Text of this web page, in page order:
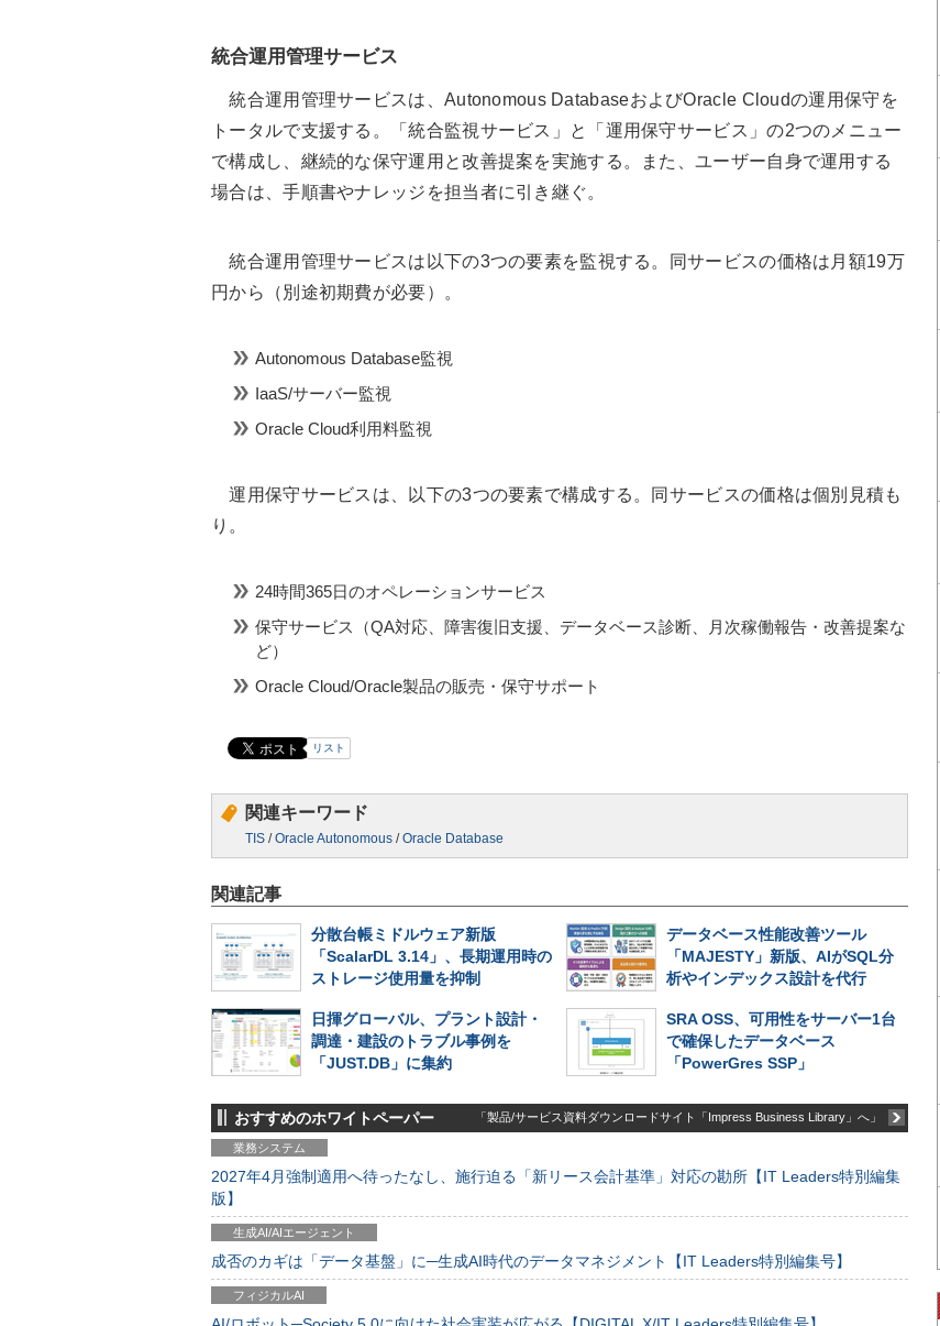
統合運用管理サービス
統合運用管理サービスは、Autonomous DatabaseおよびOracle Cloudの運用保守を
トータルで支援する。「統合監視サービス」と「運用保守サービス」の2つのメニュー
で構成し、継続的な保守運用と改善提案を実施する。また、ユーザー自身で運用する
場合は、手順書やナレッジを担当者に引き継ぐ。
統合運用管理サービスは以下の3つの要素を監視する。同サービスの価格は月額19万
円から（別途初期費が必要）。
Autonomous Database監視
IaaS/サーバー監視
Oracle Cloud利用料監視
運用保守サービスは、以下の3つの要素で構成する。同サービスの価格は個別見積も
り。
24時間365日のオペレーションサービス
保守サービス（QA対応、障害復旧支援、データベース診断、月次稼働報告・改善提案な
ど）
Oracle Cloud/Oracle製品の販売・保守サポート
リスト
関連キーワード
TIS /Oracle Autonomous /Oracle Database
関連記事
分散台帳ミドルウェア新版
「ScalarDL 3.14」、長期運用時の
ストレージ使用量を抑制
データベース性能改善ツール
「MAJESTY」新版、AIがSQL分
析やインデックス設計を代行
日揮グローバル、プラント設計・
調達・建設のトラブル事例を
「JUST.DB」に集約
SRA OSS、可用性をサーバー1台
で確保したデータベース
「PowerGres SSP」
おすすめのホワイトペーパー 「製品/サービス資料ダウンロードサイト「Impress Business Library」へ」
業務システム
2027年4月強制適用へ待ったなし、施行迫る「新リース会計基準」対応の勘所【IT Leaders特別編集
版】
生成AI/AIエージェント
成否のカギは「データ基盤」に─生成AI時代のデータマネジメント【IT Leaders特別編集号】
フィジカルAI